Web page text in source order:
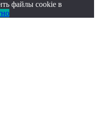
файлы cookie в